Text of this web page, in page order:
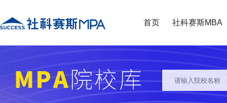
首页 社科赛斯MBA